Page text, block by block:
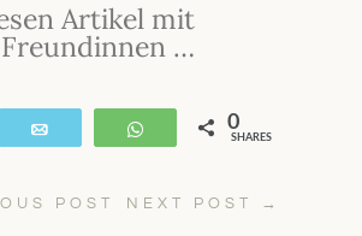
Artikel mit
…
WhatsApp
0
SHARES
POST NEXT POST →